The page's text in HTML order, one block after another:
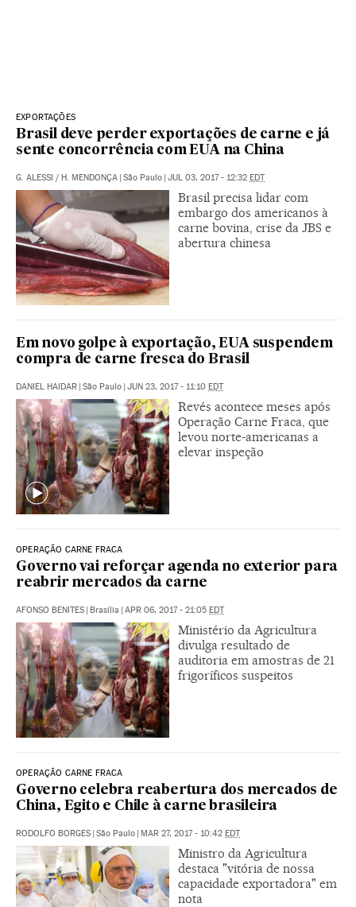
EXPORTAÇÕES
Brasil deve perder exportações de carne e já
sente concorrência com EUA na China
G. ALESSI / H. MENDONÇA | São Paulo | JUL 03, 2017 - 12:32 EDT
Brasil precisa lidar com
embargo dos americanos à
carne bovina, crise da JBS e
abertura chinesa
Em novo golpe à exportação, EUA suspendem
compra de carne fresca do Brasil
DANIEL HAIDAR | São Paulo | JUN 23, 2017 - 11:10 EDT
Revés acontece meses após
Operação Carne Fraca, que
levou norte-americanas a
elevar inspeção
OPERAÇÃO CARNE FRACA
Governo vai reforçar agenda no exterior para
reabrir mercados da carne
AFONSO BENITES | Brasília | APR 06, 2017 - 21:05 EDT
Ministério da Agricultura
divulga resultado de
auditoria em amostras de 21
frigoríficos suspeitos
OPERAÇÃO CARNE FRACA
Governo celebra reabertura dos mercados de
China, Egito e Chile à carne brasileira
RODOLFO BORGES | São Paulo | MAR 27, 2017 - 10:42 EDT
Ministro da Agricultura
destaca "vitória de nossa
capacidade exportadora" em
nota